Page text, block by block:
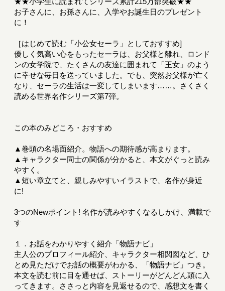
お子さんに、お孫さんに、入学やお誕生日のプレゼント
に！
［はじめて読む「小公女セーラ」としておすすめ]
優しく気高い心をもったセーラは、お父様と離れ、ロンド
ンの女学院で、たくさんの友達に囲まれて「王女」のよう
に幸せな毎日を送っていました。でも、突然お父様が亡く
なり、セーラの生活は一変してしまいます……。さくさく
読める世界名作シリーズ第7弾。
この本のみどころ・おすすめ
▲巻頭の名場面紹介。物語への期待感が高まります。
▲キャラクター同士の関係が分かると、本文がぐっと読み
やすく。
▲短い章立てと、親しみやすいイラストで、名作が身近
に!
3つのNewポイント! 名作が読みやすくなるしかけ、満載で
す
１．お話をわかりやすく紹介「物語ナビ」
主人公のプロフィール紹介、キャラクター相関図など、ひ
とめ見ただけでお話の概要がわかる、「物語ナビ」つき。
本文を読む前に目を通せば、ストーリーがどんどん頭に入
ってきます。ささっと内容を見返せるので、感想文を書く